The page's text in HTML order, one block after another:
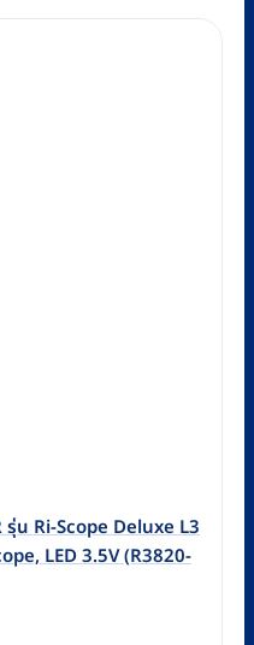
รุ่น Ri-Scope Deluxe L3
LED 3.5V (R3820-